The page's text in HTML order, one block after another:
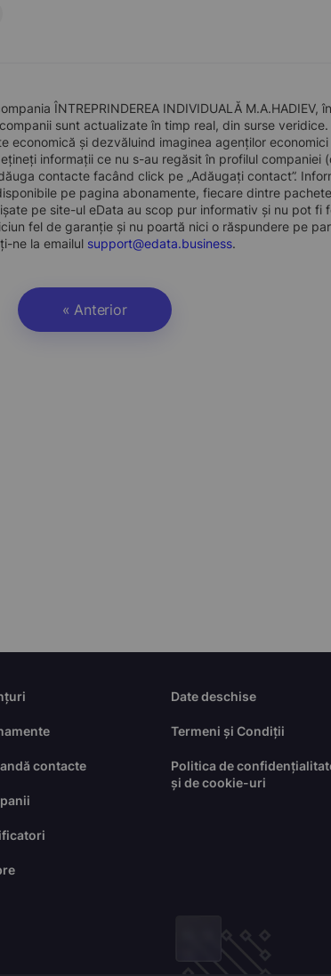
ÎNTREPRINDEREA INDIVIDUALĂ
sunt actualizate în timp real, din surse
economică și dezvăluind imaginea agenților
informații ce nu s-au regăsit în profilul
contacte facând click pe „Adăugați contact”.
pe pagina abonamente, fiecare dintre
pe site-ul eData au scop pur informativ și nu pot
fel de garanție și nu poartă nici o răspundere pe
ne la emailul support@edata.business.
« Anterior
contacte
Date deschise
Termeni și Condiții
Politica de
și de cookie-uri